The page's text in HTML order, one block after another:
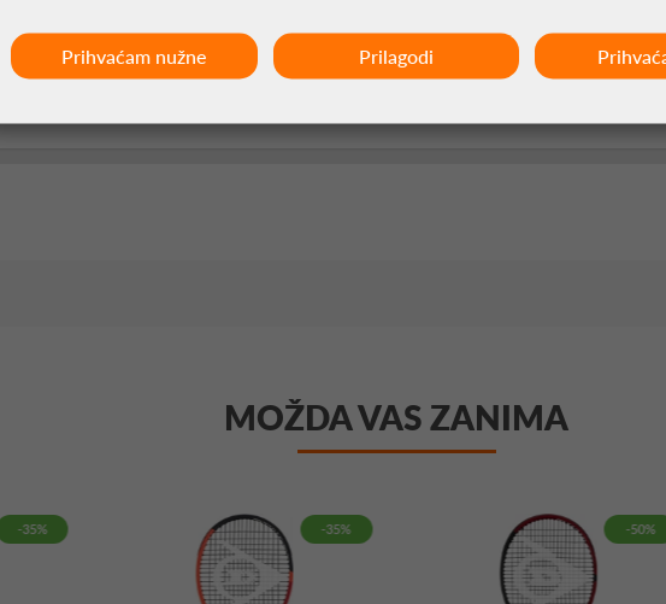
MOŽDA VAS ZANIMA
-35% -35% -50%
Prihvaćam nužne Prilagodi